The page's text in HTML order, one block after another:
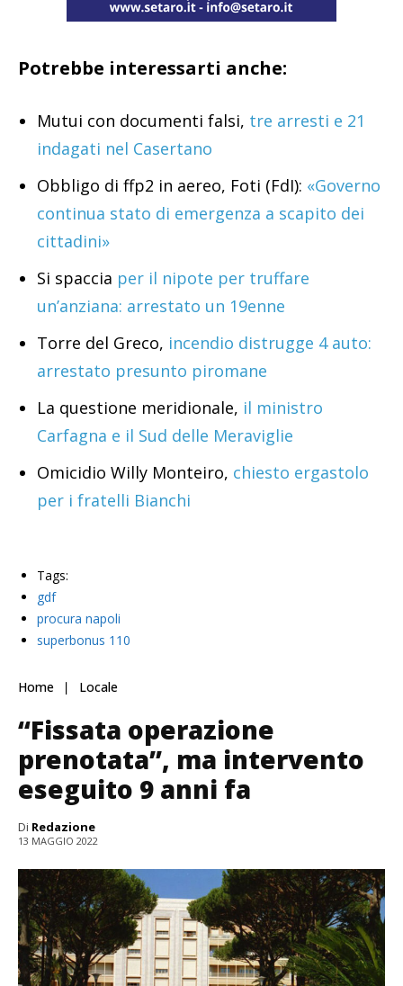
Potrebbe interessarti anche:
Mutui con documenti falsi, tre arresti e 21
indagati nel Casertano
Obbligo di ffp2 in aereo, Foti (FdI): «Governo
continua stato di emergenza a scapito dei
cittadini»
Si spaccia per il nipote per truffare
un’anziana: arrestato un 19enne
Torre del Greco, incendio distrugge 4 auto:
arrestato presunto piromane
La questione meridionale, il ministro
Carfagna e il Sud delle Meraviglie
Omicidio Willy Monteiro, chiesto ergastolo
per i fratelli Bianchi
Tags:
gdf
procura napoli
superbonus 110
Home Locale
“Fissata operazione
prenotata”, ma intervento
eseguito 9 anni fa
Di Redazione
13 MAGGIO 2022